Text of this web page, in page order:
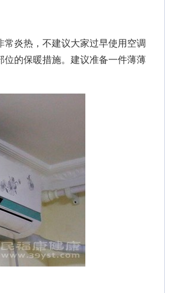
炎热，不建议大家过早使用空调
位的保暖措施。建议准备一件薄薄